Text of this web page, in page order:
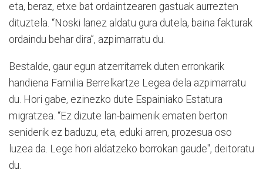
eta, beraz, etxe bat ordaintzearen gastuak aurrezten
dituztela. “Noski lanez aldatu gura dutela, baina fakturak
ordaindu behar dira”, azpimarratu du.
Bestalde, gaur egun atzerritarrek duten erronkarik
handiena Familia Berrelkartze Legea dela azpimarratu
du. Hori gabe, ezinezko dute Espainiako Estatura
migratzea. “Ez dizute lan-baimenik ematen berton
seniderik ez baduzu, eta, eduki arren, prozesua oso
luzea da. Lege hori aldatzeko borrokan gaude", deitoratu
du.